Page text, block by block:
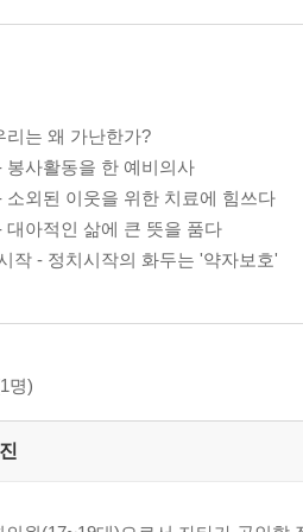
리는 왜 가난한가?
봉사활동을 한 예비의사
소외된 이웃을 위한 치료에 힘쓰다
대아적인 삶에 큰 뜻을 품다
작 - 정치시작의 화두는 '약자보호'
명)